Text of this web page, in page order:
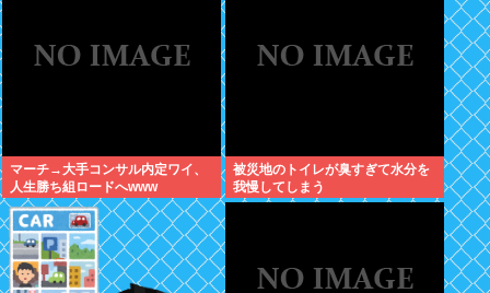
マーチ→大手コンサル内定ワイ、
人生勝ち組ロードへwww
被災地のトイレが臭すぎて水分を
我慢してしまう